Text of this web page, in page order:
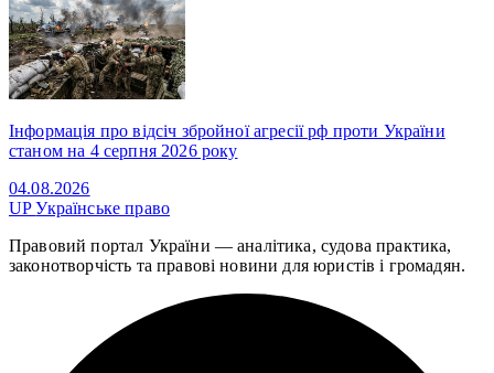
Інформація про відсіч збройної агресії рф проти України
станом на 4 серпня 2026 року
04.08.2026
UPУкраїнське право
Правовий портал України — аналітика, судова практика,
законотворчість та правові новини для юристів і громадян.